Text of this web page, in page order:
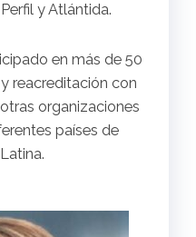
y Atlántida.
en más de 50
reacreditación con
organizaciones
países de